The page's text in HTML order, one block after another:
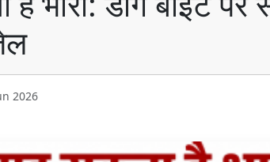
2026